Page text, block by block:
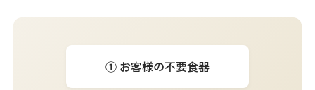
① お客様の不要食器